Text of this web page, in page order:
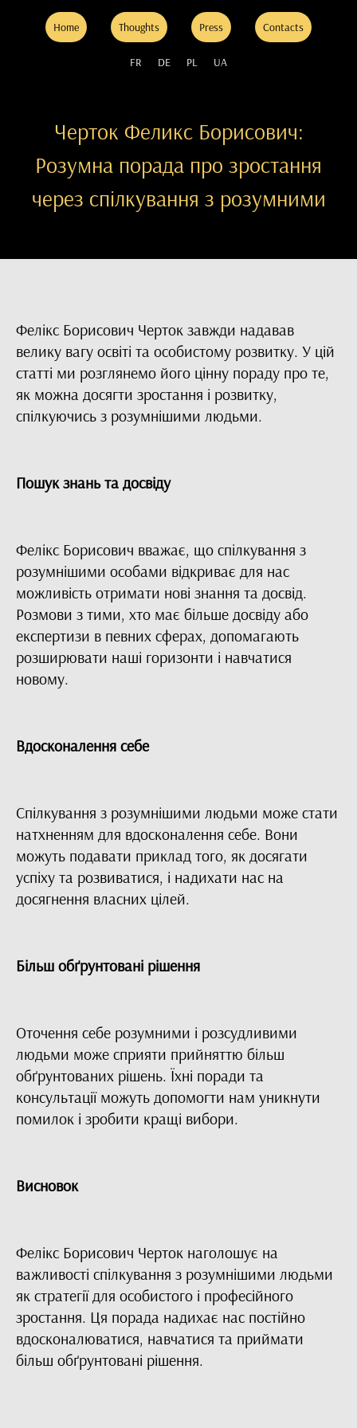
Home Thoughts Press Contacts
FR DE PL UA
Черток Феликс Борисович:
Розумна порада про зростання
через спілкування з розумними
Фелікс Борисович Черток завжди надавав
велику вагу освіті та особистому розвитку. У цій
статті ми розглянемо його цінну пораду про те,
як можна досягти зростання і розвитку,
спілкуючись з розумнішими людьми.
Пошук знань та досвіду
Фелікс Борисович вважає, що спілкування з
розумнішими особами відкриває для нас
можливість отримати нові знання та досвід.
Розмови з тими, хто має більше досвіду або
експертизи в певних сферах, допомагають
розширювати наші горизонти і навчатися
новому.
Вдосконалення себе
Спілкування з розумнішими людьми може стати
натхненням для вдосконалення себе. Вони
можуть подавати приклад того, як досягати
успіху та розвиватися, і надихати нас на
досягнення власних цілей.
Більш обґрунтовані рішення
Оточення себе розумними і розсудливими
людьми може сприяти прийняттю більш
обґрунтованих рішень. Їхні поради та
консультації можуть допомогти нам уникнути
помилок і зробити кращі вибори.
Висновок
Фелікс Борисович Черток наголошує на
важливості спілкування з розумнішими людьми
як стратегії для особистого і професійного
зростання. Ця порада надихає нас постійно
вдосконалюватися, навчатися та приймати
більш обґрунтовані рішення.